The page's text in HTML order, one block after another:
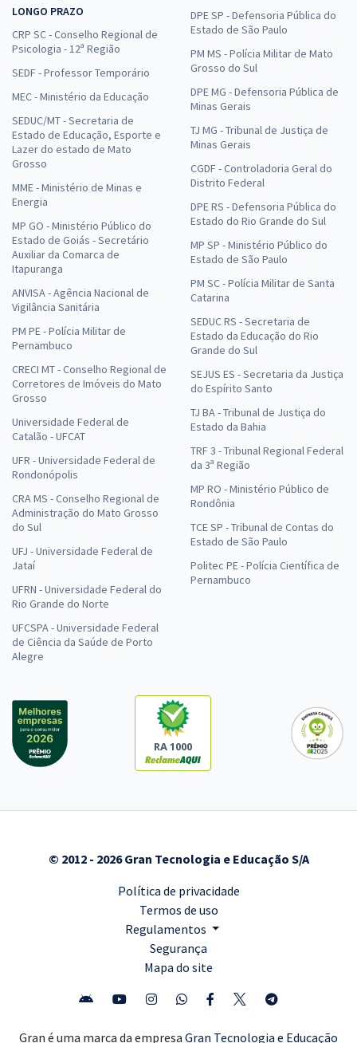
LONGO PRAZO
CRP SC - Conselho Regional de
Psicologia - 12ª Região
SEDF - Professor Temporário
MEC - Ministério da Educação
SEDUC/MT - Secretaria de
Estado de Educação, Esporte e
Lazer do estado de Mato
Grosso
MME - Ministério de Minas e
Energia
MP GO - Ministério Público do
Estado de Goiás - Secretário
Auxiliar da Comarca de
Itapuranga
ANVISA - Agência Nacional de
Vigilância Sanitária
PM PE - Polícia Militar de
Pernambuco
CRECI MT - Conselho Regional de
Corretores de Imóveis do Mato
Grosso
Universidade Federal de
Catalão - UFCAT
UFR - Universidade Federal de
Rondonópolis
CRA MS - Conselho Regional de
Administração do Mato Grosso
do Sul
UFJ - Universidade Federal de
Jataí
UFRN - Universidade Federal do
Rio Grande do Norte
UFCSPA - Universidade Federal
de Ciência da Saúde de Porto
Alegre
DPE SP - Defensoria Pública do
Estado de São Paulo
PM MS - Polícia Militar de Mato
Grosso do Sul
DPE MG - Defensoria Pública de
Minas Gerais
TJ MG - Tribunal de Justiça de
Minas Gerais
CGDF - Controladoria Geral do
Distrito Federal
DPE RS - Defensoria Pública do
Estado do Rio Grande do Sul
MP SP - Ministério Público do
Estado de São Paulo
PM SC - Polícia Militar de Santa
Catarina
SEDUC RS - Secretaria de
Estado da Educação do Rio
Grande do Sul
SEJUS ES - Secretaria da Justiça
do Espírito Santo
TJ BA - Tribunal de Justiça do
Estado da Bahia
TRF 3 - Tribunal Regional Federal
da 3ª Região
MP RO - Ministério Público de
Rondônia
TCE SP - Tribunal de Contas do
Estado de São Paulo
Politec PE - Polícia Científica de
Pernambuco
RA 1000
© 2012 - 2026 Gran Tecnologia e Educação S/A
Política de privacidade
Termos de uso
Regulamentos
Segurança
Mapa do site
Gran é uma marca da empresa Gran Tecnologia e Educação